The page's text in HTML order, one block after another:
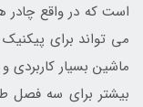
است که در واقع چادر
می تواند برای
ماشین بسیار
بیشتر برای سه فصل